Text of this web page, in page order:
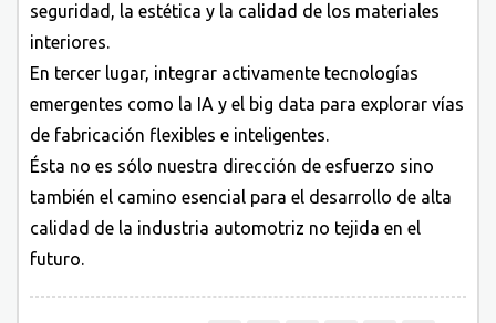
seguridad, la estética y la calidad de los materiales
interiores.
En tercer lugar, integrar activamente tecnologías
emergentes como la IA y el big data para explorar vías
de fabricación flexibles e inteligentes.
Ésta no es sólo nuestra dirección de esfuerzo sino
también el camino esencial para el desarrollo de alta
calidad de la industria automotriz no tejida en el
futuro.